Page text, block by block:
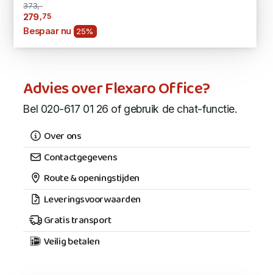
373,-
279 ,75
Bespaar nu 25%
Advies over Flexaro Office?
Bel 020-617 01 26 of gebruik de chat-functie.
Over ons
Contactgegevens
Route & openingstijden
Leveringsvoorwaarden
Gratis transport
Veilig betalen